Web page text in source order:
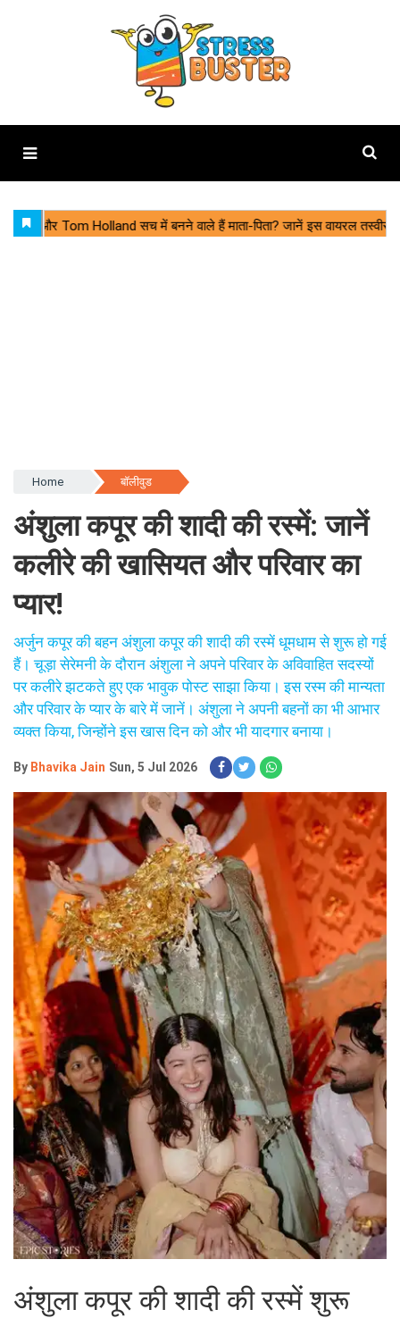
Home बॉलीवुड
अंशुला कपूर की शादी की रस्में: जानें
कलीरे की खासियत और परिवार का
प्यार!
अर्जुन कपूर की बहन अंशुला कपूर की शादी की रस्में धूमधाम से शुरू हो गई
हैं। चूड़ा सेरेमनी के दौरान अंशुला ने अपने परिवार के अविवाहित सदस्यों
पर कलीरे झटकते हुए एक भावुक पोस्ट साझा किया। इस रस्म की मान्यता
और परिवार के प्यार के बारे में जानें। अंशुला ने अपनी बहनों का भी आभार
व्यक्त किया, जिन्होंने इस खास दिन को और भी यादगार बनाया।
By Bhavika Jain Sun, 5 Jul 2026
अंशुला कपूर की शादी की रस्में शुरू